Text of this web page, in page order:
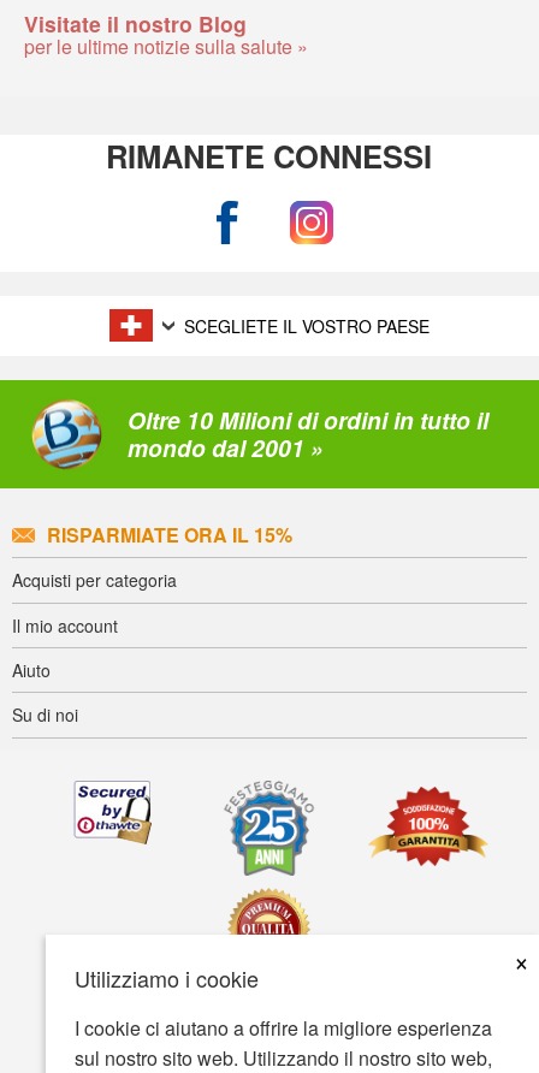
Utilizziamo i cookie
×
I cookie ci aiutano a offrire la migliore esperienza
sul nostro sito web. Utilizzando il nostro sito web,
Visitate il nostro Blog
per le ultime notizie sulla salute »
RIMANETE CONNESSI
SCEGLIETE IL VOSTRO PAESE
Oltre 10 Milioni di ordini in tutto il
mondo dal 2001 »
RISPARMIATE ORA IL 15%
Acquisti per categoria
Il mio account
Aiuto
Su di noi
Accessibilità Termini d'uso Tutela della privacy